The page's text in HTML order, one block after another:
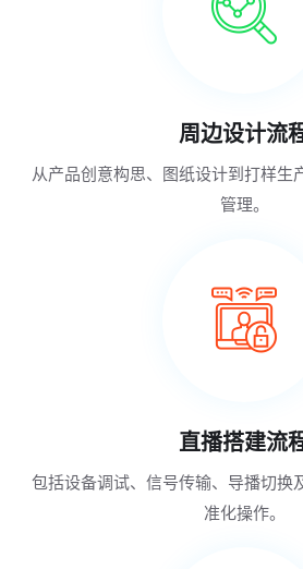
周边设计流
从产品创意构思、图纸设计到打样生
管理。
直播搭建流
包括设备调试、信号传输、导播切换
准化操作。